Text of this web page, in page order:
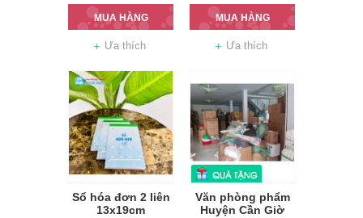
MUA HÀNG
Ưa thích
MUA HÀNG
Ưa thích
Sổ hóa đơn 2 liên
13x19cm
Văn phòng phẩm
Huyện Cần Giờ